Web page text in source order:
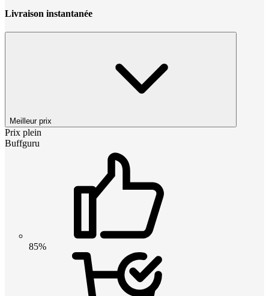
Livraison instantanée
Meilleur prix
Prix plein
Buffguru
85%